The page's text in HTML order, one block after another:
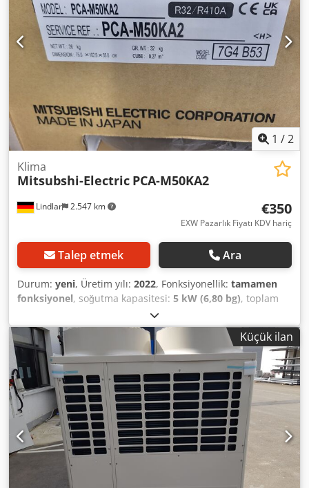
1 /2
Lindlar 2.547 km
Klima
Mitsubshi-Electric PCA-M50KA2
€350
EXW Pazarlık Fiyatı KDV hariç
Talep etmek Ara
Durum: yeni, Üretim yılı: 2022, Fonksiyonellik: tamamen
fonksiyonel, soğutma kapasitesi: 5 kW (6,80 bg), toplam
, ısıtma kapasitesi:
Electric marka yeni bir tavan altı tipi klima ünitesi
satıyoruz. Soğutucu akışkan olarak R32 veya R410a
kullanılabilir. Csdpfxoxu Dcio Aqqjrf
Küçük ilan